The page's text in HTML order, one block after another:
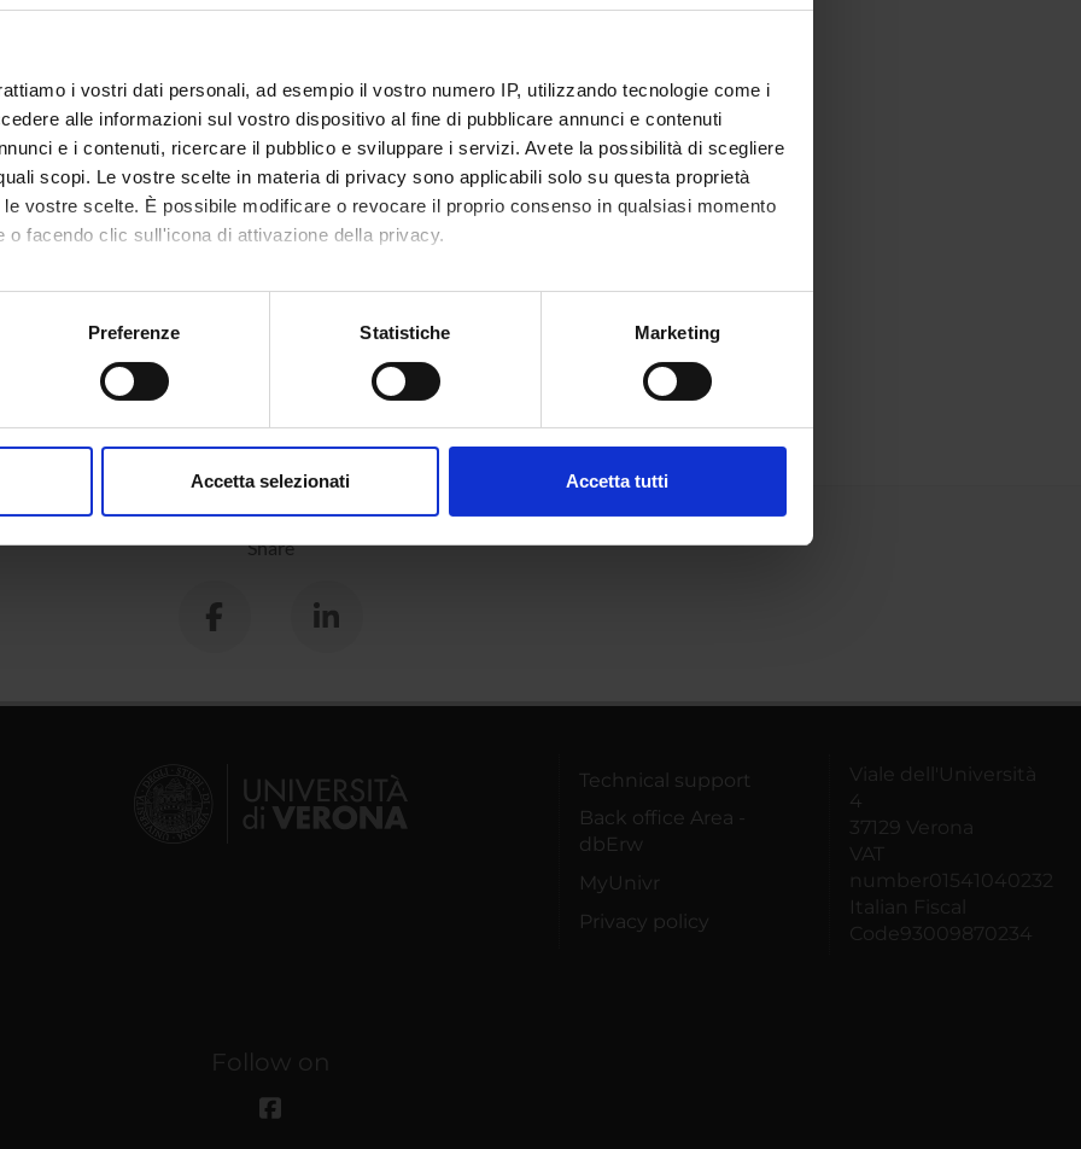
i vostri dati personali, ad esempio il vostro numero IP, utilizzando tecnologie come i
alle informazioni sul vostro dispositivo al fine di pubblicare annunci e contenuti
e i contenuti, ricercare il pubblico e sviluppare i servizi. Avete la possibilità di scegliere
scopi. Le vostre scelte in materia di privacy sono applicabili solo su questa proprietà
vostre scelte. È possibile modificare o revocare il proprio consenso in qualsiasi momento
o facendo clic sull'icona di attivazione della privacy.
anche:
sulla tua posizione geografica, con un'approssimazione di qualche metro,
in qualsiasi momento dalla Dichiarazione sui cookie.
Preferenze Statistiche Marketing
Accetta selezionati Accetta tutti
Share
Technical support
Back office Area -
dbErw
MyUnivr
Privacy policy
Viale dell'Università
4
37129 Verona
VAT
number01541040232
Italian Fiscal
Code93009870234
Follow on